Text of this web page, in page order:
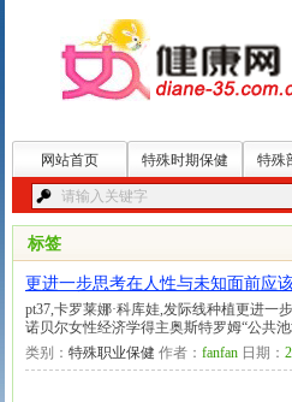
网站首页 特殊时期保健 特殊
标签
更进一步思考在人性与未知面前应
pt37,卡罗莱娜·科库娃,发际线种植更进一
诺贝尔女性经济学得主奥斯特罗姆“公共
类别： 特殊职业保健 作者： fanfan 日期：